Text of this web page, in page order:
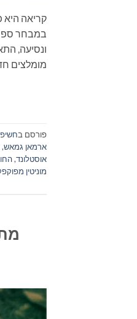
קריאה היא
במבחר
מומלצים
פורסם ב
ארמאן גמאש,
אוסטלונד,
מוניטין